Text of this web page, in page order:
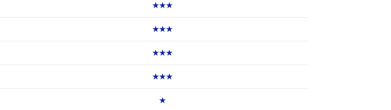
★★★
★★★
★★★
★★★
★